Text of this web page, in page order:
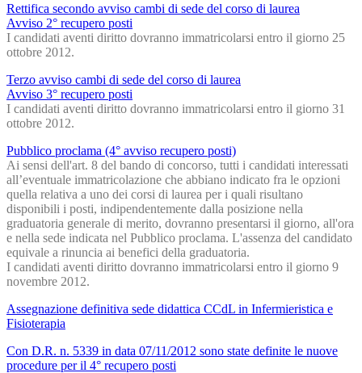
Rettifica secondo avviso cambi di sede del corso di laurea
Avviso 2° recupero posti
I candidati aventi diritto dovranno immatricolarsi entro il giorno 25
ottobre 2012.
Terzo avviso cambi di sede del corso di laurea
Avviso 3° recupero posti
I candidati aventi diritto dovranno immatricolarsi entro il giorno 31
ottobre 2012.
Pubblico proclama (4° avviso recupero posti)
Ai sensi dell'art. 8 del bando di concorso, tutti i candidati interessati
all’eventuale immatricolazione che abbiano indicato fra le opzioni
quella relativa a uno dei corsi di laurea per i quali risultano
disponibili i posti, indipendentemente dalla posizione nella
graduatoria generale di merito, dovranno presentarsi il giorno, all'ora
e nella sede indicata nel Pubblico proclama. L'assenza del candidato
equivale a rinuncia ai benefici della graduatoria.
I candidati aventi diritto dovranno immatricolarsi entro il giorno 9
novembre 2012.
Assegnazione definitiva sede didattica CCdL in Infermieristica e
Fisioterapia
Con D.R. n. 5339 in data 07/11/2012 sono state definite le nuove
procedure per il 4° recupero posti